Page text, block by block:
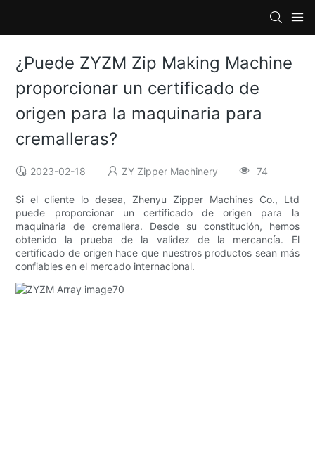
¿Puede ZYZM Zip Making Machine
proporcionar un certificado de
origen para la maquinaria para
cremalleras?
2023-02-18 ZY Zipper Machinery 74
Si el cliente lo desea, Zhenyu Zipper Machines Co., Ltd
puede proporcionar un certificado de origen para la
maquinaria de cremallera. Desde su constitución, hemos
obtenido la prueba de la validez de la mercancía. El
certificado de origen hace que nuestros productos sean más
confiables en el mercado internacional.